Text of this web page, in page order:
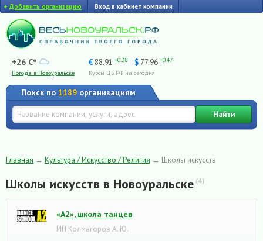
+ Добавить организацию Вход в кабинет компании
+26 C°
Погода в Новоуральске
€ 88.91 +0.38 $ 77.96 +0.47
Курсы ЦБ РФ на сегодня
Поиск по 1189 организациям
Найти
Главная → Культура / Искусство / Религия → Школы искусств
Школы искусств в Новоуральске (4)
«А2», школа танцев
ИП Колмагоров А. Ю.